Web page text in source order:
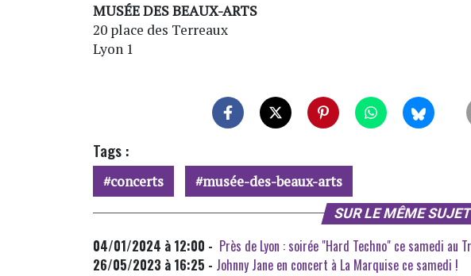
MUSÉE DES BEAUX-ARTS
20 place des Terreaux
Lyon 1
Tags :
concerts musée-des-beaux-arts
SUR LE MÊME
04/01/2024 à 12:00 - Près de Lyon : soirée "Hard Techno" ce samedi au
26/05/2023 à 16:25 - Johnny Jane en concert à La Marquise ce samedi !